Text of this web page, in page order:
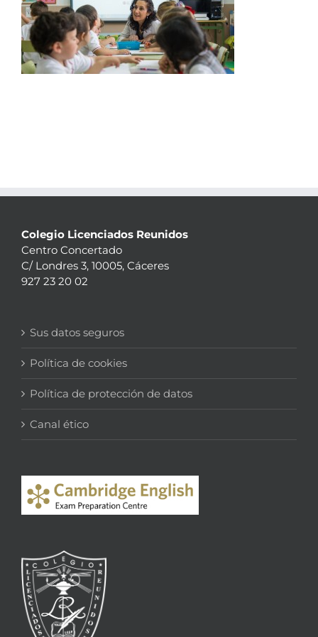
Colegio Licenciados Reunidos
Centro Concertado
C/ Londres 3, 10005, Cáceres
927 23 20 02
Sus datos seguros
Política de cookies
Política de protección de datos
Canal ético